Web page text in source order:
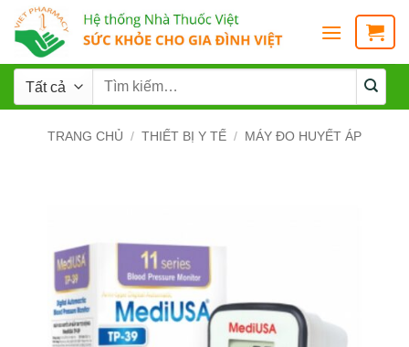
TRANG CHỦ / THIẾT BỊ Y TẾ / MÁY ĐO HUYẾT ÁP